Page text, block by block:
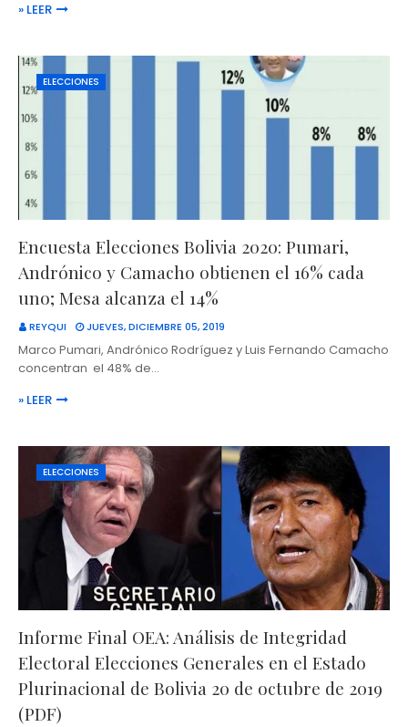
» LEER
ELECCIONES
Encuesta Elecciones Bolivia 2020: Pumari,
Andrónico y Camacho obtienen el 16% cada
uno; Mesa alcanza el 14%
REYQUI JUEVES, DICIEMBRE 05, 2019
Marco Pumari, Andrónico Rodríguez y Luis Fernando Camacho
concentran el 48% de…
» LEER
ELECCIONES
Informe Final OEA: Análisis de Integridad
Electoral Elecciones Generales en el Estado
Plurinacional de Bolivia 20 de octubre de 2019
(PDF)